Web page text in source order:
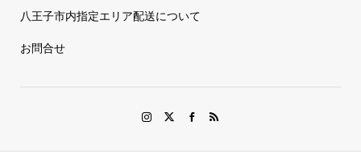
八王子市内指定エリア配送について
お問合せ